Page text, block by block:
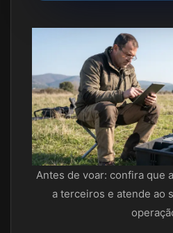
Antes de voar: confira que
a terceiros e atende ao